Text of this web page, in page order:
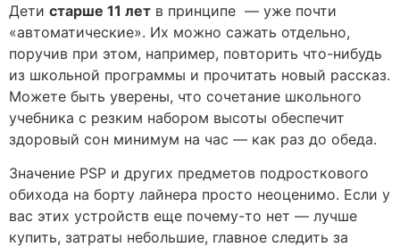
Дети старше 11 лет в принципе — уже почти
«автоматические». Их можно сажать отдельно,
поручив при этом, например, повторить что-нибудь
из школьной программы и прочитать новый рассказ.
Можете быть уверены, что сочетание школьного
учебника с резким набором высоты обеспечит
здоровый сон минимум на час — как раз до обеда.
Значение PSP и других предметов подросткового
обихода на борту лайнера просто неоценимо. Если у
вас этих устройств еще почему-то нет — лучше
купить, затраты небольшие, главное следить за